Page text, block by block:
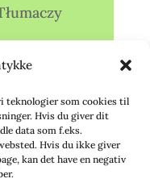
teknologier som cookies til
Hvis du giver dit
data som f.eks.
Hvis du ikke giver
kan det have en negativ
(Ö.)
(ÖC)